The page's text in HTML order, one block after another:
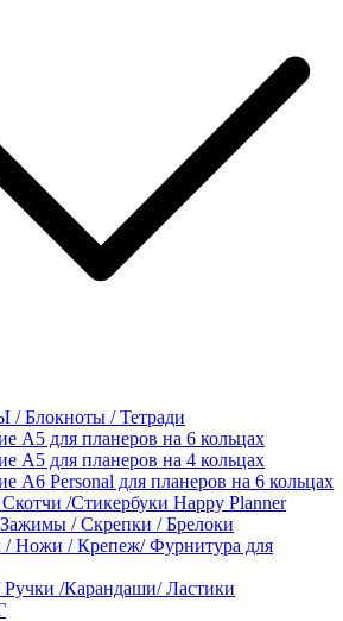
Блокноты / Тетради
А5 для планеров на 6 кольцах
А5 для планеров на 4 кольцах
А6 Personal для планеров на 6 кольцах
/Стикербуки Happy Planner
/ Скрепки / Брелоки
Ножи / Крепеж/ Фурнитура для
/Карандаши/ Ластики